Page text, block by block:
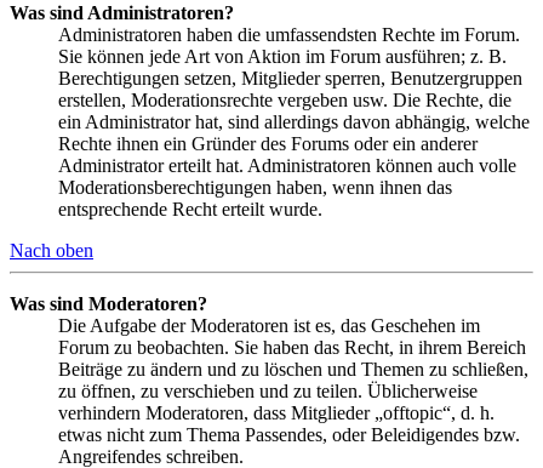
Was sind Administratoren?
Administratoren haben die umfassendsten Rechte im Forum.
Sie können jede Art von Aktion im Forum ausführen; z. B.
Berechtigungen setzen, Mitglieder sperren, Benutzergruppen
erstellen, Moderationsrechte vergeben usw. Die Rechte, die
ein Administrator hat, sind allerdings davon abhängig, welche
Rechte ihnen ein Gründer des Forums oder ein anderer
Administrator erteilt hat. Administratoren können auch volle
Moderationsberechtigungen haben, wenn ihnen das
entsprechende Recht erteilt wurde.
Nach oben
Was sind Moderatoren?
Die Aufgabe der Moderatoren ist es, das Geschehen im
Forum zu beobachten. Sie haben das Recht, in ihrem Bereich
Beiträge zu ändern und zu löschen und Themen zu schließen,
zu öffnen, zu verschieben und zu teilen. Üblicherweise
verhindern Moderatoren, dass Mitglieder „offtopic“, d. h.
etwas nicht zum Thema Passendes, oder Beleidigendes bzw.
Angreifendes schreiben.